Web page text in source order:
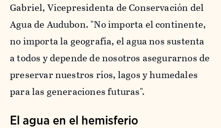
Gabriel, Vicepresidenta de Conservación del
Agua de Audubon. "No importa el continente,
no importa la geografía, el agua nos sustenta
a todos y depende de nosotros asegurarnos de
preservar nuestros ríos, lagos y humedales
para las generaciones futuras".
El agua en el hemisferio